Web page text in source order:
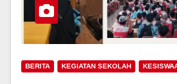
BERITA KEGIATAN SEKOLAH